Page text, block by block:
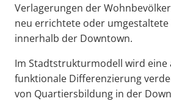
Verlagerungen der
neu errichtete oder
innerhalb der Downtown.
Im Stadtstrukturmodell wird eine
funktionale Differenzierung
von Quartiersbildung in der